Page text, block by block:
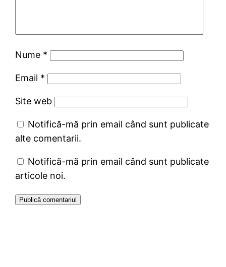
Nume *
Email *
Site web
Notifică-mă prin email când sunt publicate
alte comentarii.
Notifică-mă prin email când sunt publicate
articole noi.